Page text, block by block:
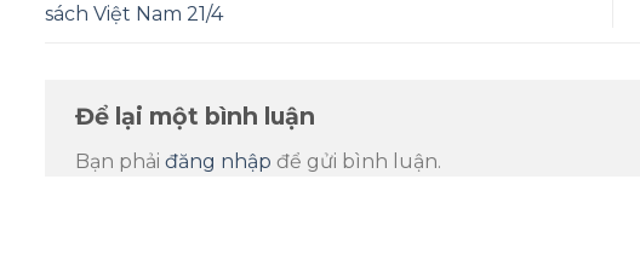
sách Việt Nam 21/4
Để lại một bình luận
Bạn phải đăng nhập để gửi bình luận.